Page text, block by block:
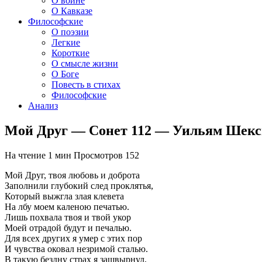
О Кавказе
Философские
О поэзии
Легкие
Короткие
О смысле жизни
О Боге
Повесть в стихах
Философские
Анализ
Мой Друг — Сонет 112 — Уильям
На чтение 1 мин Просмотров 152
Мой Друг, твоя любовь и доброта
Заполнили глубокий след проклятья,
Который выжгла злая клевета
На лбу моем каленою печатью.
Лишь похвала твоя и твой укор
Моей отрадой будут и печалью.
Для всех других я умер с этих пор
И чувства оковал незримой сталью.
В такую бездну страх я зашвырнул,